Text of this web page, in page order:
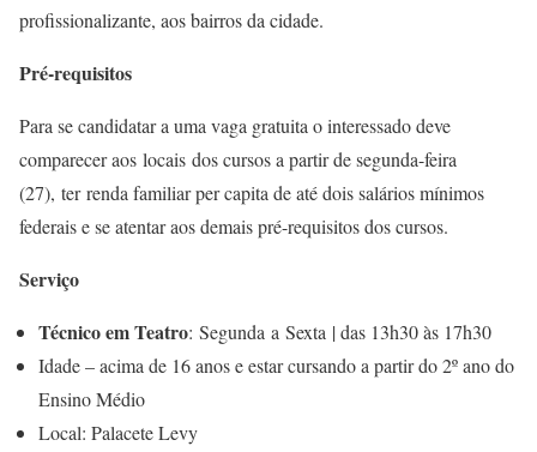
profissionalizante, aos bairros da cidade.
Pré-requisitos
Para se candidatar a uma vaga gratuita o interessado deve
comparecer aos locais dos cursos a partir de segunda-feira
(27), ter renda familiar per capita de até dois salários mínimos
federais e se atentar aos demais pré-requisitos dos cursos.
Serviço
Técnico em Teatro: Segunda a Sexta | das 13h30 às 17h30
Idade – acima de 16 anos e estar cursando a partir do 2º ano do
Ensino Médio
Local: Palacete Levy